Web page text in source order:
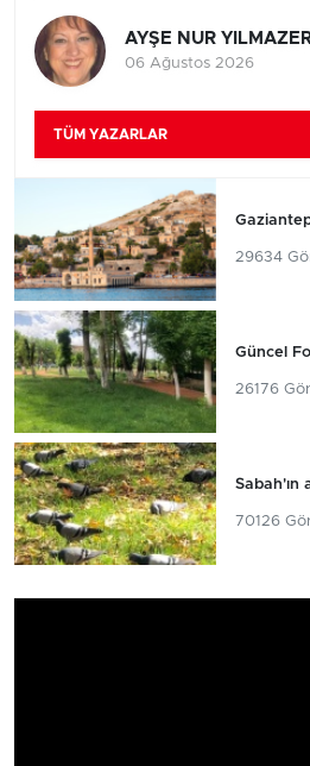
AYŞE NUR
06 Ağustos 2026
TÜM YAZARLAR
29634
Güncel
26176
Sabah'ın
70126